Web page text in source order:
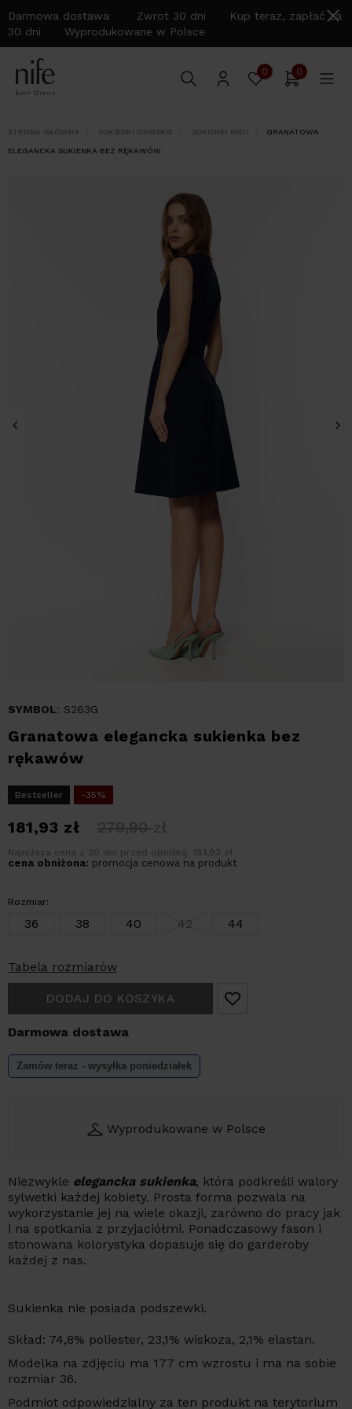
Darmowa dostawa Zwrot 30 dni Kup teraz, zapłać za
30 dni Wyprodukowane w Polsce
0 0
STRONA GŁÓWNA SUKIENKI DAMSKIE SUKIENKI MIDI GRANATOWA
ELEGANCKA SUKIENKA BEZ RĘKAWÓW
SYMBOL: S263G
Granatowa elegancka sukienka bez
rękawów
Bestseller -35%
181,93 zł 279,90zł
Najniższa cena z 30 dni przed obniżką: 181,93 zł
cena obniżona: promocja cenowa na produkt
Rozmiar:
36 38 40 42 44
Tabela rozmiarów
DODAJ DO KOSZYKA
Darmowa dostawa
Zamów teraz - wysyłka poniedziałek
Wyprodukowane w Polsce
Niezwykle elegancka sukienka, która podkreśli walory
sylwetki każdej kobiety. Prosta forma pozwala na
wykorzystanie jej na wiele okazji, zarówno do pracy jak
i na spotkania z przyjaciółmi. Ponadczasowy fason i
stonowana kolorystyka dopasuje się do garderoby
każdej z nas.
Sukienka nie posiada podszewki.
Skład: 74,8% poliester, 23,1% wiskoza, 2,1% elastan.
Modelka na zdjęciu ma 177 cm wzrostu i ma na sobie
rozmiar 36.
Podmiot odpowiedzialny za ten produkt na terytorium